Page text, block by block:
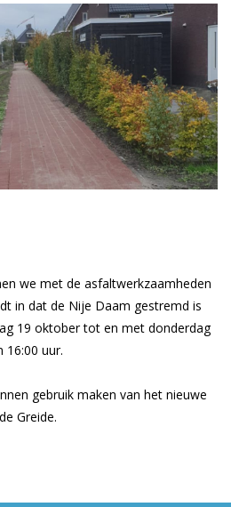
we met de asfaltwerkzaamheden
in dat de Nije Daam gestremd is
19 oktober tot en met donderdag
16:00 uur.
gebruik maken van het nieuwe
Greide.